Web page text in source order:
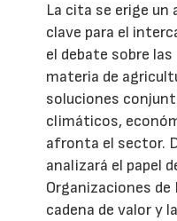
La cita se erige un
clave para el
el debate sobre
materia de
soluciones
climáticos,
afronta el sector.
analizará el papel
Organizaciones de
cadena de valor y